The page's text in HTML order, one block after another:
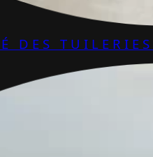
DES TUILERIES